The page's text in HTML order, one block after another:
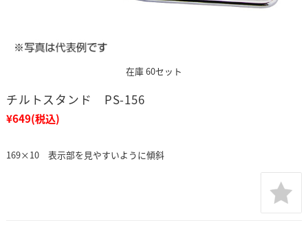
在庫 60セット
チルトスタンド PS-156
¥649(税込)
169×10 表示部を見やすいように傾斜